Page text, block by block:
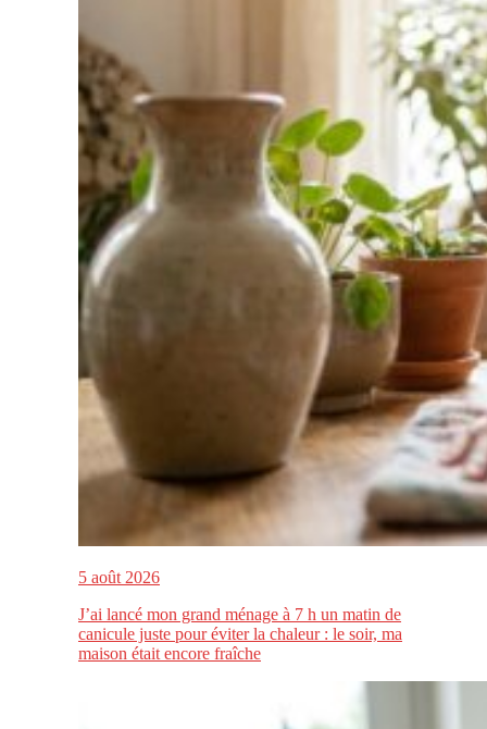
5 août 2026
J’ai lancé mon grand ménage à 7 h un matin de
canicule juste pour éviter la chaleur : le soir, ma
maison était encore fraîche